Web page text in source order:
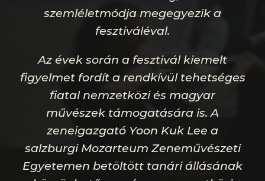
szemléletmódja megegyezik a
fesztiváléval.
Az évek során a fesztivál kiemelt
figyelmet fordít a rendkívül tehetséges
fiatal nemzetközi és magyar
művészek támogatására is. A
zeneigazgató Yoon Kuk Lee a
salzburgi Mozarteum Zeneművészeti
Egyetemen betöltött tanári állásának